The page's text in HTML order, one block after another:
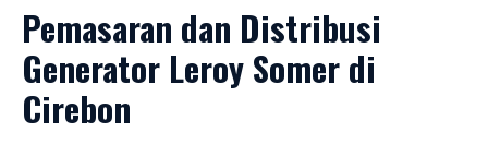
Pemasaran dan Distribusi
Generator Leroy Somer di
Cirebon